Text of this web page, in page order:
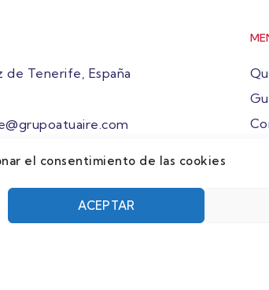
el consentimiento de las cookies
ACEPTAR
de Tenerife, España